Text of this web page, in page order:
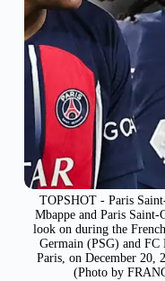
TOPSHOT - Paris
Mbappe and Paris
look on during the
Germain (PSG) and FC
Paris, on December
(Photo by